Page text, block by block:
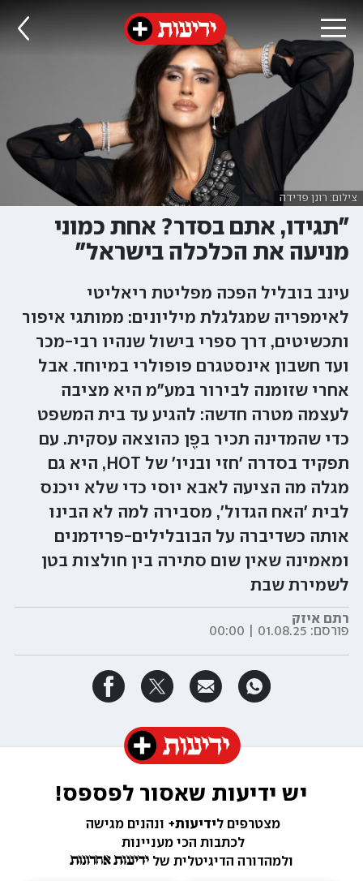
צילום: רונן פדידה
"תגידו, אתם בסדר? אחת כמוני
מניעה את הכלכלה בישראל"
עינב בובליל הפכה מפליטת ריאליטי
לאימפריה שמגלגלת מיליונים: ממותגי איפור
ותכשיטים, דרך ספרי בישול שנהיו רבי-מכר
ועד חשבון אינסטגרם פופולרי במיוחד. אבל
אחרי שזומנה לבירור במע"מ היא מציבה
לעצמה מטרה חדשה: להגיע עד בית המשפט
כדי שהמדינה תכיר בפֶן כהוצאה עסקית. עם
תפקיד בסדרה 'חזי ובניו' של HOT, היא גם
מגלה מה הציעה לאבא יוסי כדי שלא ייכנס
לבית 'האח הגדול', מסבירה למה לא הבינו
אותה כשדיברה על הבובלילים-פרידמנים
ומאמינה שאין שום סתירה בין חולצות בטן
לשמירת שבת
רתם איזק
פורסם: 01.08.25 | 00:00
יש ידיעות שאסור לפספס!
מצטרפים לידיעות+ ונהנים מגישה
לכתבות הכי מעניינות
ולמהדורה הדיגיטלית של